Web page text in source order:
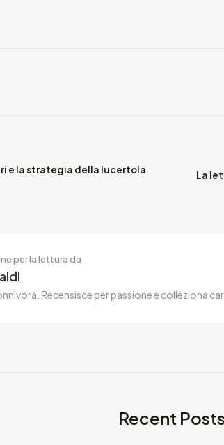
e la strategia della lucertola
La
per la lettura da
Recensisce per passione e colleziona
Recent Posts